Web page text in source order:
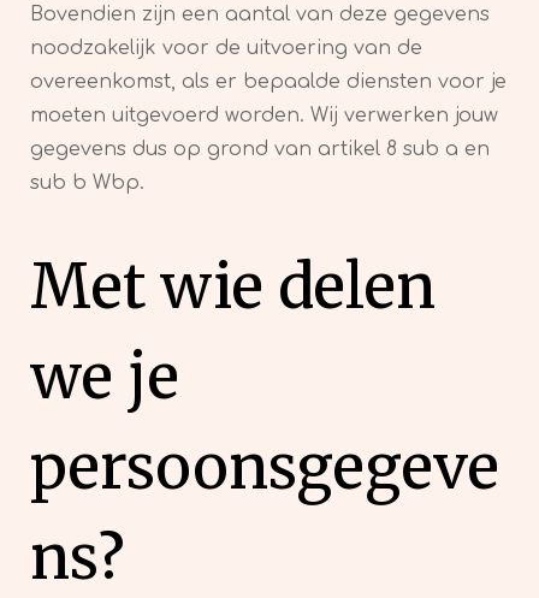
Bovendien zijn een aantal van deze gegevens
noodzakelijk voor de uitvoering van de
overeenkomst, als er bepaalde diensten voor je
moeten uitgevoerd worden. Wij verwerken jouw
gegevens dus op grond van artikel 8 sub a en
sub b Wbp.
Met wie delen
we je
persoonsgegeve
ns?